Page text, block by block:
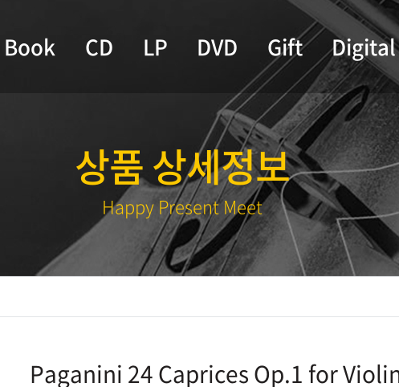
Book CD LP DVD Gift Digital
상품 상세정보
Happy Present Meet
Paganini 24 Caprices Op.1 for